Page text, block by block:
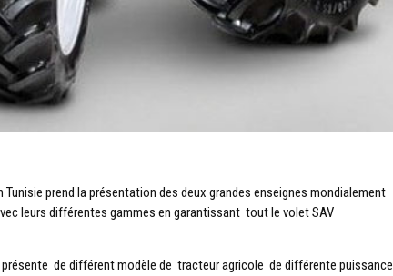
prend la présentation des deux grandes enseignes mondialement
leurs différentes gammes en garantissant tout le volet SAV
de différent modèle de tracteur agricole de différente puissance